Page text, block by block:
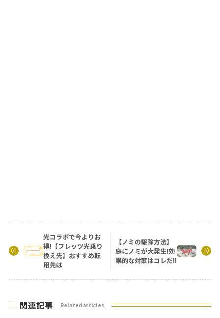
光コラボで今よりお
得!【フレッツ光乗り
換え先】おすすめ転
用先は
【ノミの駆除方法】
庭にノミが大発生!効
果的な対策はコレだ!!
関連記事 Related articles